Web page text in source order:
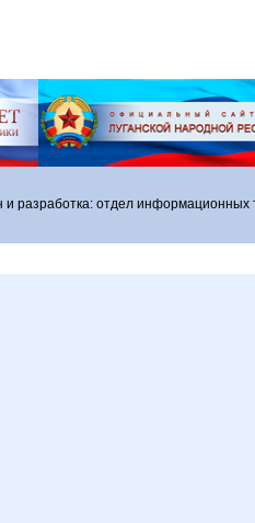
и разработка: отдел информационных